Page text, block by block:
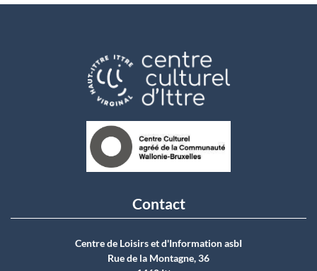
Contact
Centre de Loisirs et d'Information asbI
Rue de la Montagne, 36